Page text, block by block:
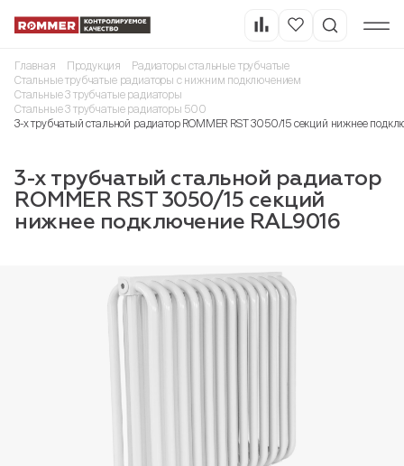
Главная Продукция
Радиаторы стальные трубчатые
Стальные трубчатые радиаторы с нижним подключением
Стальные 3 трубчатые радиаторы
Стальные 3 трубчатые радиаторы 500
3-х трубчатый стальной радиатор ROMMER RST 3050/15 секций нижнее
3-х трубчатый стальной радиатор
ROMMER RST 3050/15 секций
нижнее подключение RAL9016